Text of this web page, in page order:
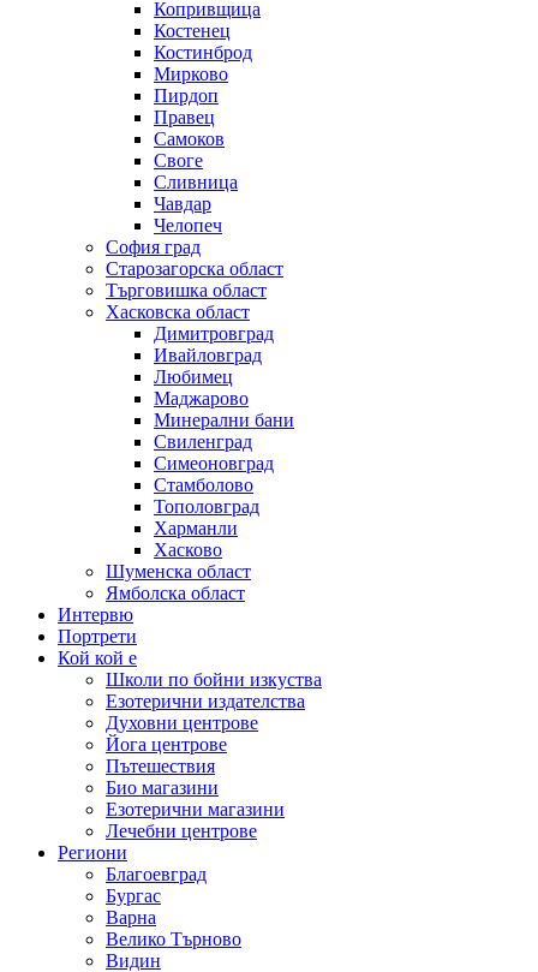
Копривщица
Костенец
Костинброд
Мирково
Пирдоп
Правец
Самоков
Своге
Сливница
Чавдар
Челопеч
София град
Старозагорска област
Търговишка област
Хасковска област
Димитровград
Ивайловград
Любимец
Маджарово
Минерални бани
Свиленград
Симеоновград
Стамболово
Тополовград
Харманли
Хасково
Шуменска област
Ямболска област
Интервю
Портрети
Кой кой е
Школи по бойни изкуства
Езотерични издателства
Духовни центрове
Йога центрове
Пътешествия
Био магазини
Езотерични магазини
Лечебни центрове
Региони
Благоевград
Бургас
Варна
Велико Търново
Видин